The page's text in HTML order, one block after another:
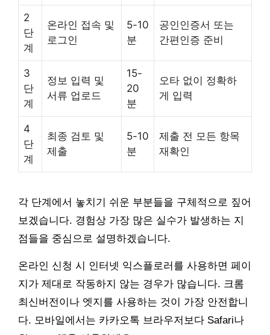
2
단
계
온라인 접속 및
로그인
5-10
분
공인인증서 또는
간편인증 준비
3
단
계
정보 입력 및
서류 업로드
15-
20
분
오타 없이 정확하
게 입력
4
단
계
최종 검토 및
제출
5-10
분
제출 전 모든 항목
재확인
각 단계에서 놓치기 쉬운 부분들을 구체적으로 짚어
보겠습니다. 경험상 가장 많은 실수가 발생하는 지
점들을 중심으로 설명하겠습니다.
온라인 신청 시 인터넷 익스플로러를 사용하면 페이
지가 제대로 작동하지 않는 경우가 많습니다. 크롬
최신버전이나 엣지를 사용하는 것이 가장 안전합니
다. 모바일에서는 카카오톡 브라우저보다 Safari나